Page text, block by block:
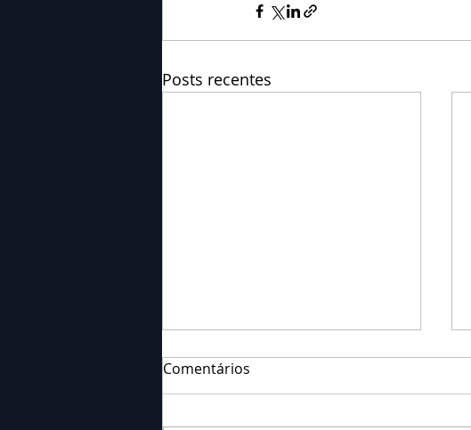
Posts recentes
Comentários